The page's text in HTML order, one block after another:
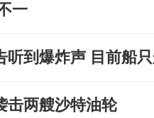
一
听到爆炸声 目前船
击两艘沙特油轮